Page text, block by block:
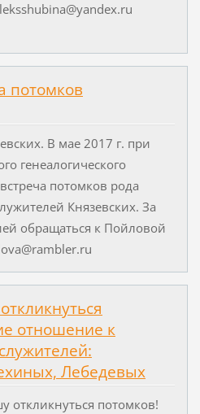
потомков
В мае 2017 г. при
генеалогического
потомков рода
Князевских. За
обращаться к Пойловой
отношение к
Лебедевых
откликнуться потомков!